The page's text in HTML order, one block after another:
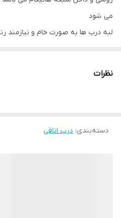
می شود
لبه درب ها به صورت خام و نیازمند
نظرات
دسته‌بندی: درب اتاقی